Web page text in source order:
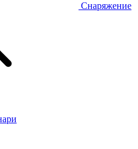
Снаряжение